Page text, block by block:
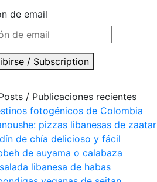
de email
/ Subscription
/ Publicaciones recientes
fotogénicos de Colombia
pizzas libanesas de zaatar
de chía delicioso y fácil
de auyama o calabaza
libanesa de habas